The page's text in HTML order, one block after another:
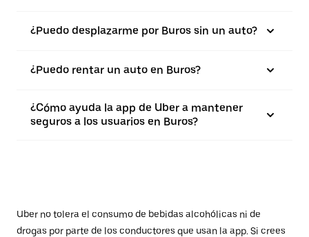
¿Puedo desplazarme por Buros sin un auto?
¿Puedo rentar un auto en Buros?
¿Cómo ayuda la app de Uber a mantener
seguros a los usuarios en Buros?
Uber no tolera el consumo de bebidas alcohólicas ni de
drogas por parte de los conductores que usan la app. Si crees